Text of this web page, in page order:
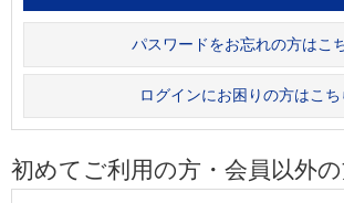
パスワードをお忘れの方はこ
ログインにお困りの方はこち
初めてご利用の方・会員以外